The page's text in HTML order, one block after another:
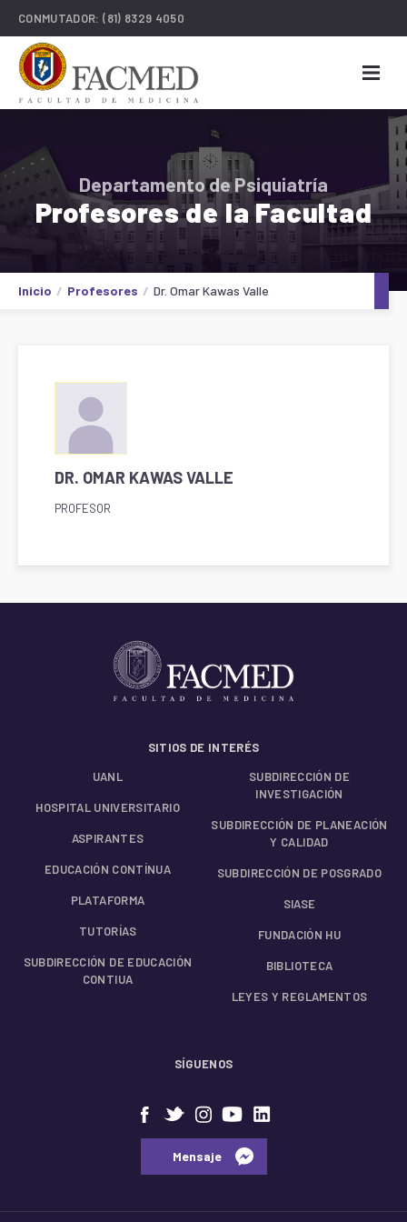
CONMUTADOR:(81) 8329 4050
Departamento de Psiquiatría
Profesores de la Facultad
Inicio Profesores Dr. Omar Kawas Valle
DR. OMAR KAWAS VALLE
PROFESOR
SITIOS DE INTERÉS
UANL
HOSPITAL UNIVERSITARIO
ASPIRANTES
EDUCACIÓN CONTÍNUA
PLATAFORMA
TUTORÍAS
SUBDIRECCIÓN DE EDUCACIÓN
CONTIUA
SUBDIRECCIÓN DE
INVESTIGACIÓN
SUBDIRECCIÓN DE PLANEACIÓN
Y CALIDAD
SUBDIRECCIÓN DE POSGRADO
SIASE
FUNDACIÓN HU
BIBLIOTECA
LEYES Y REGLAMENTOS
SÍGUENOS
⠀⠀Mensaje⠀